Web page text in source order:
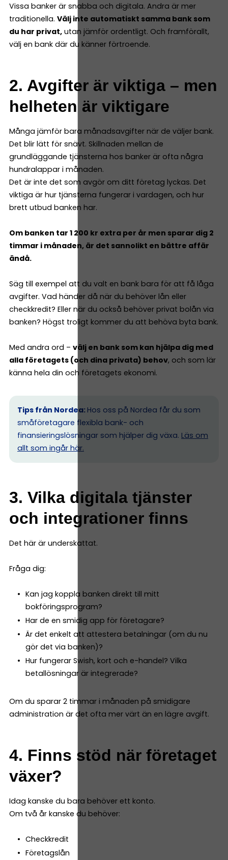
Vissa banker är snabba och digitala. Andra är mer
traditionella. Välj inte automatiskt samma bank som
du har privat, utan jämför ordentligt. Och framförallt,
välj en bank där du känner förtroende.
2. Avgifter är viktiga – men
helheten är viktigare
Många jämför bara månadsavgifter när de väljer bank.
Det blir lätt för snävt. Skillnaden mellan de
grundläggande tjänsterna hos banker är ofta några
hundralappar i månaden.
Det är inte det som avgör om ditt företag lyckas. Det
viktiga är hur tjänsterna fungerar i vardagen, och hur
brett utbud banken har.
Om banken tar 1 200 kr extra per år men sparar dig 2
timmar i månaden, är det sannolikt en bättre affär
ändå.
Säg till exempel att du valt en bank bara för att få låga
avgifter. Vad händer då när du behöver lån eller
checkkredit? Eller när du också behöver privat bolån via
banken? Högst troligt kommer du att behöva byta bank.
Med andra ord – välj en bank som kan hjälpa dig med
alla företagets (och dina privata) behov, och som lär
känna hela din och företagets ekonomi.
Tips från Nordea: Hos oss på Nordea får du som
småföretagare flexibla bank- och
finansieringslösningar som hjälper dig växa. Läs om
allt som ingår här.
3. Vilka digitala tjänster
och integrationer finns
Det här är underskattat.
Fråga dig:
Kan jag koppla banken direkt till mitt
bokföringsprogram?
Har de en smidig app för företagare?
Är det enkelt att attestera betalningar (om du nu
gör det via banken)?
Hur fungerar Swish, kort och e-handel? Vilka
betallösningar är integrerade?
Om du sparar 2 timmar i månaden på smidigare
administration är det ofta mer värt än en lägre avgift.
4. Finns stöd när företaget
växer?
Idag kanske du bara behöver ett konto.
Om två år kanske du behöver:
Checkkredit
Företagslån